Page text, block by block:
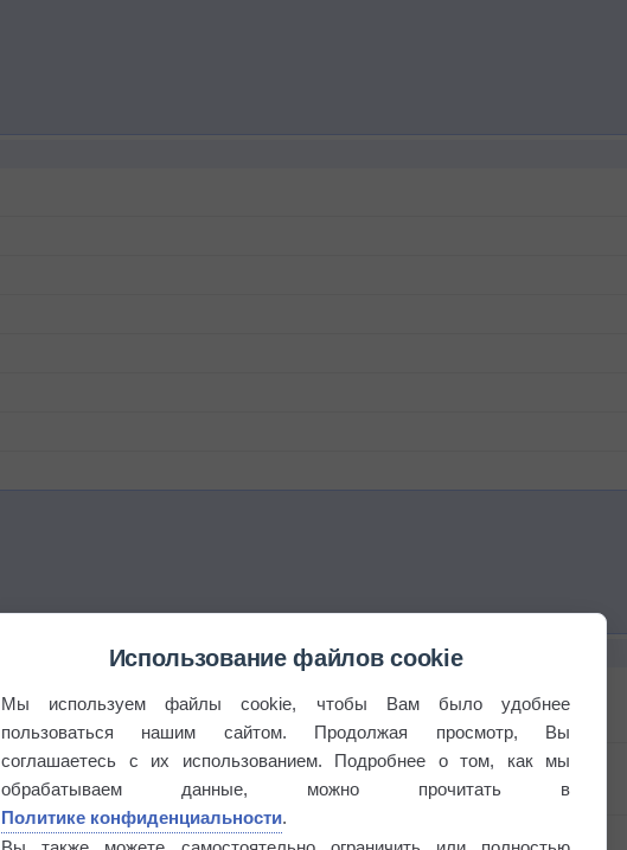
Использование файлов cookie
Мы используем файлы cookie, чтобы Вам было удобнее
пользоваться нашим сайтом. Продолжая просмотр, Вы
соглашаетесь с их использованием. Подробнее о том, как мы
обрабатываем данные, можно прочитать в
Политике конфиденциальности.